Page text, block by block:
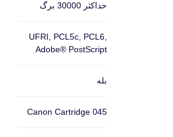
حداکثر 30000 برگ
UFRI, PCL5c, PCL6,
Adobe® PostScript
بله
Canon Cartridge 045